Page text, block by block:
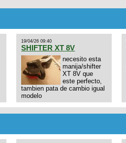
19/04/26 09:40
SHIFTER XT 8V
necesito esta
manija/shifter
XT 8V que
este perfecto,
tambien pata de cambio igual
modelo